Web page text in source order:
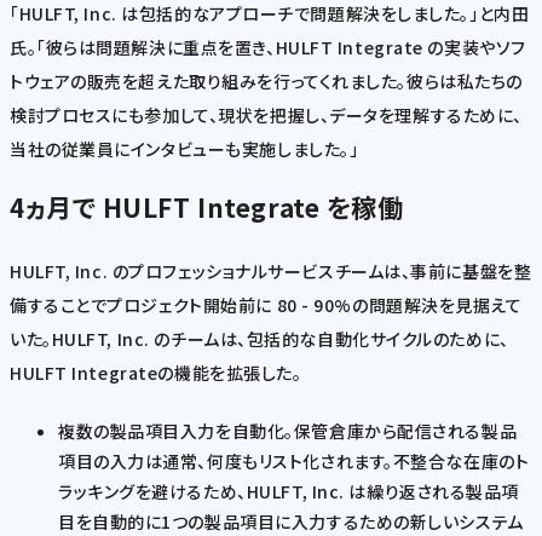
「HULFT, Inc. は包括的なアプローチで問題解決をしました。」と内田
氏。「彼らは問題解決に重点を置き、HULFT Integrate の実装やソフ
トウェアの販売を超えた取り組みを行ってくれました。彼らは私たちの
検討プロセスにも参加して、現状を把握し、データを理解するために、
当社の従業員にインタビューも実施しました。」
4ヵ月で HULFT Integrate を稼働
HULFT, Inc. のプロフェッショナルサービスチームは、事前に基盤を整
備することでプロジェクト開始前に 80 - 90%の問題解決を見据えて
いた。HULFT, Inc. のチームは、包括的な自動化サイクルのために、
HULFT Integrateの機能を拡張した。
複数の製品項目入力を自動化。保管倉庫から配信される製品
項目の入力は通常、何度もリスト化されます。不整合な在庫のト
ラッキングを避けるため、HULFT, Inc. は繰り返される製品項
目を自動的に1つの製品項目に入力するための新しいシステム